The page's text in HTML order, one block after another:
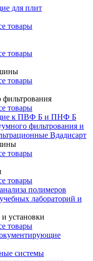
для плит
товары
товары
товары
товары
к ПВФ Б и ПНФ Б
фильтрования и
Вдадисарт
товары
товары
полимеров
лабораторий и
установки
товары
системы